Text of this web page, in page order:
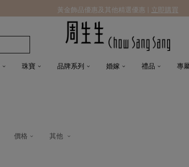
珠寶 品牌系列 婚嫁 禮品 專
黃金飾品優惠及其他精選優惠 | 立即購買
價格 其他